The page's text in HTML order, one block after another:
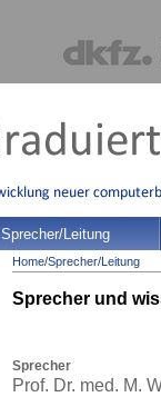
Sprecher/Leitung
Home/Sprecher/Leitung
Sprecher und
Sprecher
Prof. Dr. med. M.